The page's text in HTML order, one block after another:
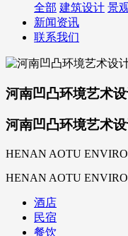
全部 建筑设计 景
新闻资讯
联系我们
河南凹凸环境艺术
河南凹凸环境艺术
HENAN AOTU
HENAN AOTU
酒店
民宿
餐饮